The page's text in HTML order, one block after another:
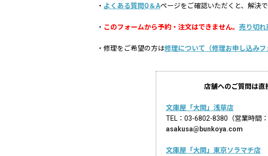
・ よくある質問Q＆Aページをご確認いただくと、解決
・ このフォームから予約・注文はできません。 売り切れ
・修理をご希望の方は修理について（修理お申し込みフ
店舗へのご質問は直
文庫屋「大関」浅草店
TEL：03-6802-8380（営業時間
asakusa@bunkoya.com
文庫屋「大関」東京ソラマチ店